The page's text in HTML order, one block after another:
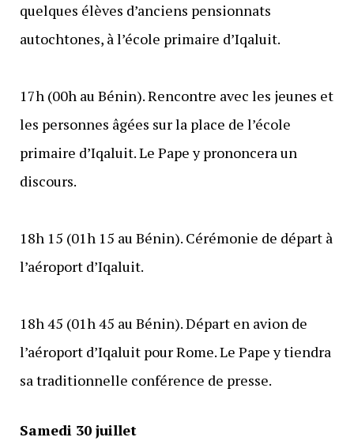
quelques élèves d’anciens pensionnats
autochtones, à l’école primaire d’Iqaluit.
17h (00h au Bénin). Rencontre avec les jeunes et
les personnes âgées sur la place de l’école
primaire d’Iqaluit. Le Pape y prononcera un
discours.
18h 15 (01h 15 au Bénin). Cérémonie de départ à
l’aéroport d’Iqaluit.
18h 45 (01h 45 au Bénin). Départ en avion de
l’aéroport d’Iqaluit pour Rome. Le Pape y tiendra
sa traditionnelle conférence de presse.
Samedi 30 juillet